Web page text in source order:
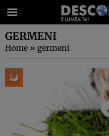
GERMENI
Home » germeni